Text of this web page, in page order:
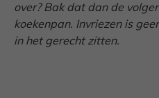
over? Bak dat dan de
koekenpan. Invriezen is
in het gerecht zitten.